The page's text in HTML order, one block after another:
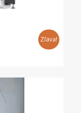
Zľava!